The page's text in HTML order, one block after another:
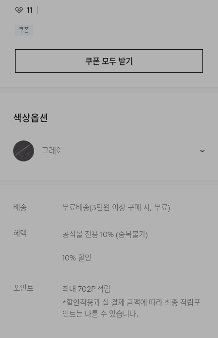
11
쿠폰
쿠폰 모두 받기
색상옵션
그레이
배송 무료배송(3만원 이상 구매 시, 무료)
혜택 공식몰 전용 10%(중복불가)
10% 할인
포인트 최대 702P 적립
*할인적용과 실 결제 금액에 따라 최종 적립 포
인트는 다를 수 있습니다.